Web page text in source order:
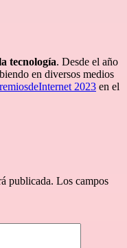
tecnología. Desde el año
en diversos medios
2023 en el
publicada. Los campos